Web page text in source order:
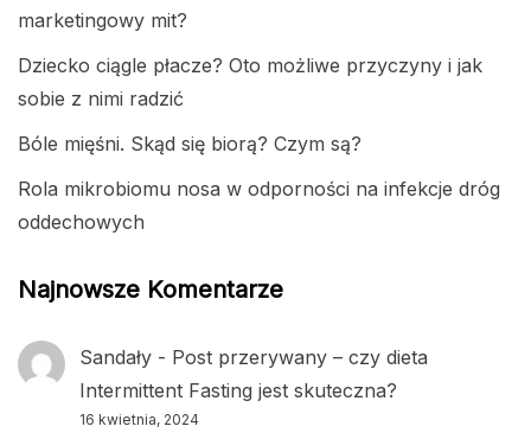
marketingowy mit?
Dziecko ciągle płacze? Oto możliwe przyczyny i jak
sobie z nimi radzić
Bóle mięśni. Skąd się biorą? Czym są?
Rola mikrobiomu nosa w odporności na infekcje dróg
oddechowych
Najnowsze Komentarze
Sandały - Post przerywany – czy dieta
Intermittent Fasting jest skuteczna?
16 kwietnia, 2024